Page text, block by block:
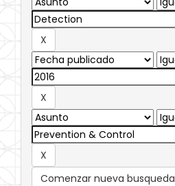
Comenzar nueva busqueda